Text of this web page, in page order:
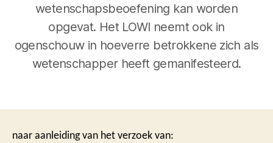
wetenschapsbeoefening kan worden
opgevat. Het LOWI neemt ook in
ogenschouw in hoeverre betrokkene zich als
wetenschapper heeft gemanifesteerd.
naar aanleiding van het verzoek van: